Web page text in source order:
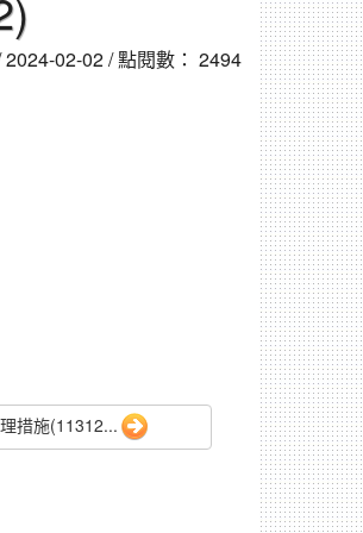
2024-02-02 / 點閱數： 2494
措施(11312...